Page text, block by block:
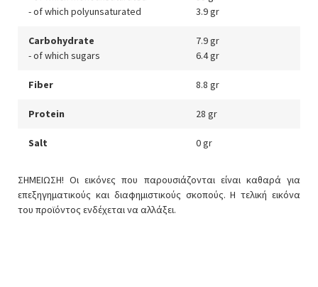
- of which polyunsaturated
3.9 gr
Carbohydrate
- of which sugars
7.9 gr
6.4 gr
Fiber 8.8 gr
Protein 28 gr
Salt 0 gr
ΣΗΜΕΙΩΣΗ! Οι εικόνες που παρουσιάζονται είναι καθαρά για
επεξηγηματικούς και διαφημιστικούς σκοπούς. Η τελική εικόνα
του προϊόντος ενδέχεται να αλλάξει.